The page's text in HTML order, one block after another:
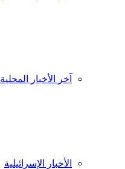
آخر الأخبار المحلية
الأخبار الإسرائيلية